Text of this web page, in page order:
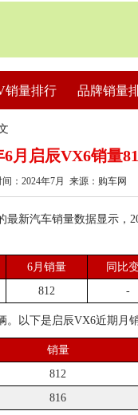
销量排行 品牌销量
6月启辰VX6销量
间：2024年7月 来源：购车网
最新汽车销量数据显示，
6月销量
同比
812 -
。以下是启辰VX6近期月
销量
812
816